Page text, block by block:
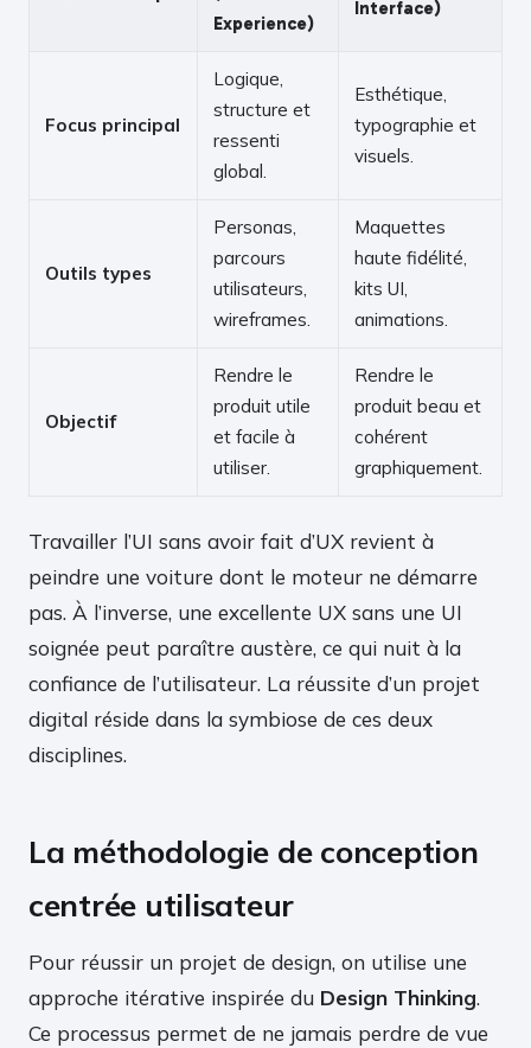
Experience)
Interface)
Focus principal
Logique,
structure et
ressenti
global.
Esthétique,
typographie et
visuels.
Outils types
Personas,
parcours
utilisateurs,
wireframes.
Maquettes
haute fidélité,
kits UI,
animations.
Objectif
Rendre le
produit utile
et facile à
utiliser.
Rendre le
produit beau et
cohérent
graphiquement.
Travailler l’UI sans avoir fait d’UX revient à
peindre une voiture dont le moteur ne démarre
pas. À l’inverse, une excellente UX sans une UI
soignée peut paraître austère, ce qui nuit à la
confiance de l’utilisateur. La réussite d’un projet
digital réside dans la symbiose de ces deux
disciplines.
La méthodologie de conception
centrée utilisateur
Pour réussir un projet de design, on utilise une
approche itérative inspirée du Design Thinking.
Ce processus permet de ne jamais perdre de vue